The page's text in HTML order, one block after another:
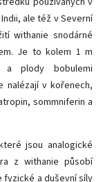
ale též v Severní
withanie snodárné
Je to kolem 1 m
a plody bobulemi
nalézají v kořenech,
sommniferin a
jsou analogické
z withanie působí
fyzické a duševní síly